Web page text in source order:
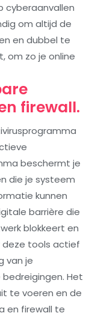
cyberaanvallen
om altijd de
en dubbel te
om zo je online
firewall.
beschermt je
die je systeem
kunnen
barrière die
blokkeert en
tools actief
van je
Het
te voeren en de
en firewall te